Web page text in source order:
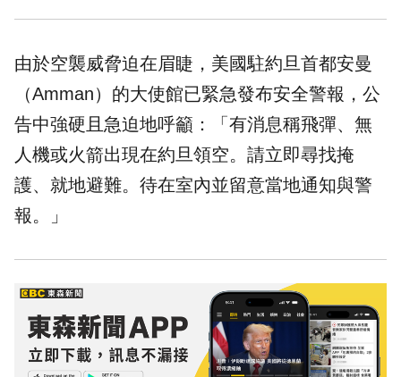
由於空襲威脅迫在眉睫，美國駐約旦首都安曼
（Amman）的大使館已緊急發布安全警報，公
告中強硬且急迫地呼籲：「有消息稱飛彈、無
人機或火箭出現在約旦領空。請立即尋找掩
護、就地避難。待在室內並留意當地通知與警
報。」